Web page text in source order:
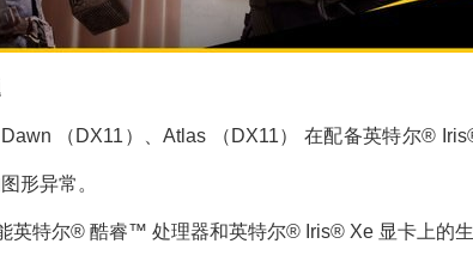
（DX11）、Atlas （DX11） 在配备英特尔®
形异常。
特尔® 酷睿™ 处理器和英特尔® Iris® Xe 显卡上的生